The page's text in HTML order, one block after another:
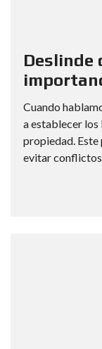
Deslinde
Cuando
a establecer los
propiedad.
evitar